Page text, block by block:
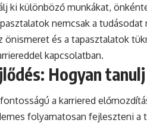
ki különböző munkákat,
nemcsak a
önismeret és a tapasztalatok
kapcsolatban.
Hogyan
a karriered
folyamatosan fejleszteni a